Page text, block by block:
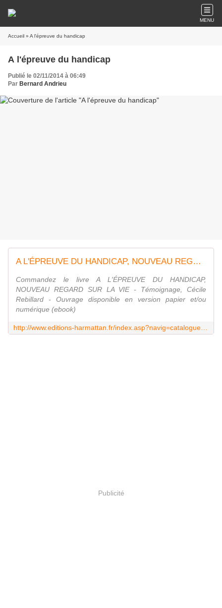
MENU
Accueil » A l'épreuve du handicap
A l'épreuve du handicap
Publié le 02/11/2014 à 06:49
Par Bernard Andrieu
A L'ÉPREUVE DU HANDICAP, NOUVEAU REGARD SUR LA VIE - Témoignage, Cécile Rebillard
Commandez le livre A L'ÉPREUVE DU HANDICAP,
NOUVEAU REGARD SUR LA VIE - Témoignage, Cécile
Rebillard - Ouvrage disponible en version papier et/ou
numérique (ebook)
Publicité